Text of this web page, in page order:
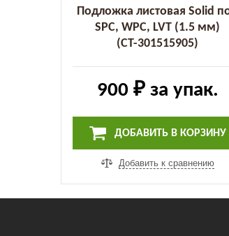
Подложка листовая Solid
SPC, WPC, LVT (1.5 мм)
(СТ-301515905)
900 ₽за упак.
ДОБАВИТЬ В КОРЗИНУ
Добавить к сравнению